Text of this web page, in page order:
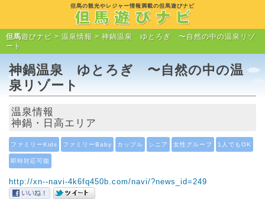
但馬の観光やレジャー情報満載の但馬遊びナビ
但馬遊びナビ > 温泉情報 > 神鍋温泉 ゆとろぎ 〜自然の中の温泉リゾ
ート
神鍋温泉 ゆとろぎ 〜自然の中の温
泉リゾート
温泉情報
神鍋・日高エリア
ファミリーKids ファミリーBaby カップル シニア 女性グループ 1人でもOK
即時対応可能
http://xn--navi-4k6fq450b.com/navi/?news_id=249